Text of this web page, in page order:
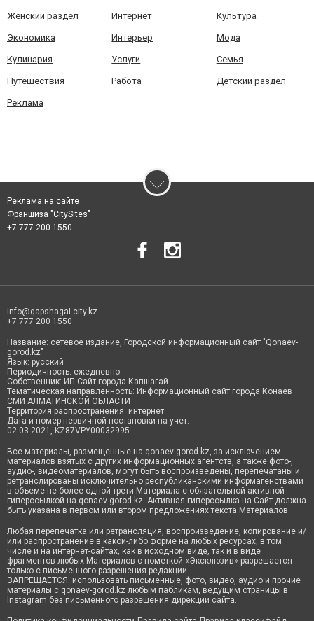
Женский раздел Интернет Культура
Экономика Интерьер Мода
Кулинария Услуги Семья
Путешествия Работа Детский раздел
Реклама
Реклама на сайте
Франшиза "CitySites"
+7 777 200 1550
info@qapshagai-city.kz
+7 777 200 1550
Название: сетевое издание, Городской информационный сайт "Qonaev-
gorod.kz"
Язык: русский
Периодичность: ежедневно
Собственник: ИП Сайт города Капшагай
Тематическая направленность: Информационный сайт города Конаев
СМИ АЛМАТИНСКОЙ ОБЛАСТИ
Территория распространения: интернет
Дата и номер первичной постановки на учет:
02.03.2021, KZ87VPY00032995
Все материалы, размещенные на qonaev-gorod.kz, за исключением
материалов взятых с других информационных агентств, а также фото-,
аудио-, видеоматериалов, могут быть воспроизведены, перепечатаны и
ретранслированы исключительно республиканскими информагенствами
в объеме не более одной трети Материала с обязательной активной
гиперссылкой на qonaev-gorod.kz. Активная гиперссылка на Сайт должна
быть указана в первом или втором предложениях текста Материалов.
Любая перепечатка или ретрансляция, воспроизведение, копирование и/
или распространение в какой-либо форме на любых ресурсах, в том
числе и на интернет-сайтах, как в исходном виде, так и в виде
фрагментов любых Материалов с пометкой «Эксклюзив» разрешается
только с письменного разрешения редакции.
ЗАПРЕЩАЕТСЯ: использовать письменные, фото, видео, аудио и прочие
материалы с qonaev-gorod.kz любым пабликам, ведущим страницы в
Instagram без письменного разрешения дирекции сайта.